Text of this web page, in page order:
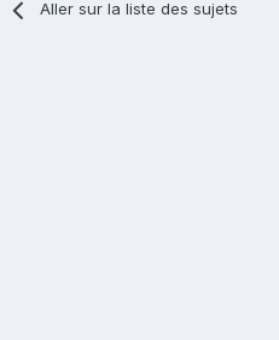
Aller sur la liste des sujets